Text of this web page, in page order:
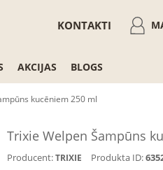
KONTAKTI
AKCIJAS BLOGS
kucēniem 250 ml
Trixie Welpen Šampūns
Producent: TRIXIE Produkta ID: